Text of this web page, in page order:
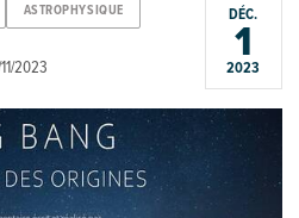
ASTROPHYSIQUE
2023
DÉC.
1
2023